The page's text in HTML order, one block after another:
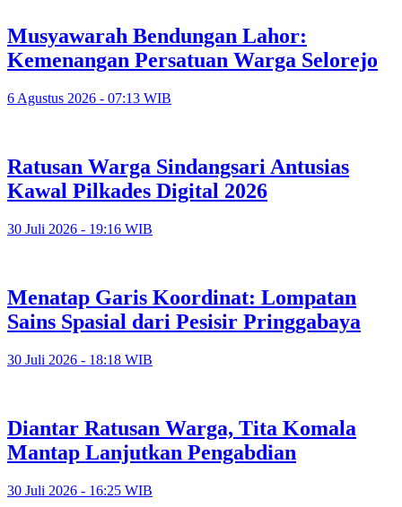
Musyawarah Bendungan Lahor:
Kemenangan Persatuan Warga Selorejo
6 Agustus 2026 - 07:13 WIB
Ratusan Warga Sindangsari Antusias
Kawal Pilkades Digital 2026
30 Juli 2026 - 19:16 WIB
Menatap Garis Koordinat: Lompatan
Sains Spasial dari Pesisir Pringgabaya
30 Juli 2026 - 18:18 WIB
Diantar Ratusan Warga, Tita Komala
Mantap Lanjutkan Pengabdian
30 Juli 2026 - 16:25 WIB